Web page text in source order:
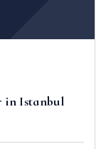
in Istanbul